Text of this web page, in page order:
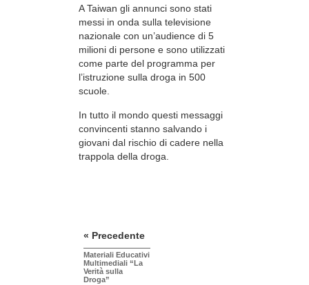
A Taiwan gli annunci sono stati
messi in onda sulla televisione
nazionale con un’audience di 5
milioni di persone e sono utilizzati
come parte del programma per
l’istruzione sulla droga in 500
scuole.
In tutto il mondo questi messaggi
convincenti stanno salvando i
giovani dal rischio di cadere nella
trappola della droga.
« Precedente
Materiali Educativi
Multimediali “La
Verità sulla
Droga”